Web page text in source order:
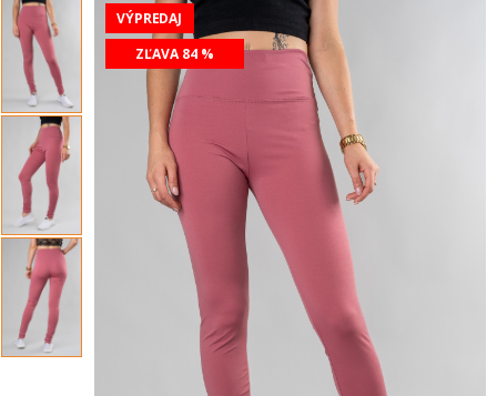
VÝPREDAJ
ZĽAVA 84 %